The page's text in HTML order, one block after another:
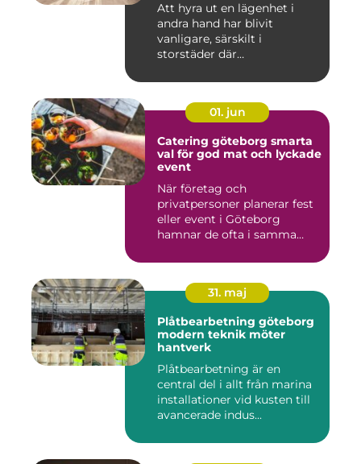
Att hyra ut en lägenhet i
andra hand har blivit
vanligare, särskilt i
storstäder där
01. jun
Catering göteborg smarta
val för god mat och lyckade
event
När företag och
privatpersoner planerar fest
eller event i Göteborg
hamnar de ofta i samma
31. maj
Plåtbearbetning göteborg
modern teknik möter
hantverk
Plåtbearbetning är en
central del i allt från marina
installationer vid kusten till
avancerade indus...